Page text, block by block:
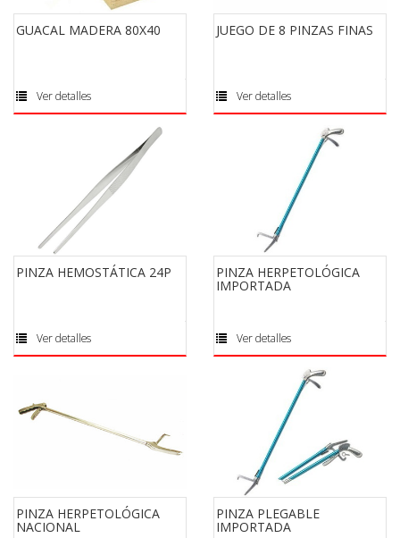
GUACAL MADERA 80X40
Ver detalles
JUEGO DE 8 PINZAS FINAS
Ver detalles
PINZA HEMOSTÁTICA 24P
Ver detalles
PINZA HERPETOLÓGICA
IMPORTADA
Ver detalles
PINZA HERPETOLÓGICA
NACIONAL
PINZA PLEGABLE
IMPORTADA